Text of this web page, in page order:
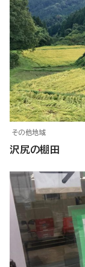
その他地域
沢尻の棚田